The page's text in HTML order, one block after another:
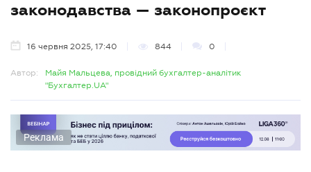
законодавства — законопроєкт
16 червня 2025, 17:40 844 0
Автор:
Майя Мальцева, провідний бухгалтер-аналітик
"Бухгалтер.UA"
Реклама